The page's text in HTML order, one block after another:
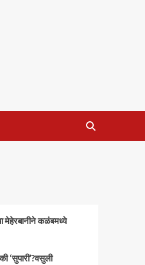
मेहेरबानीने कळंबमध्ये
‘सुपारी’?वसुली